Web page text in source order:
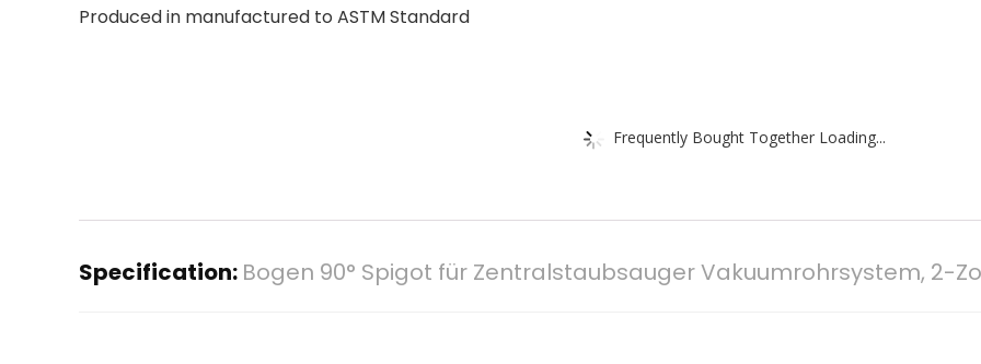
Produced in manufactured to ASTM Standard
Frequently Bought Together Loading...
Specification: Bogen 90° Spigot für Zentralstaubsauger Vakuumrohrsystem, 2-